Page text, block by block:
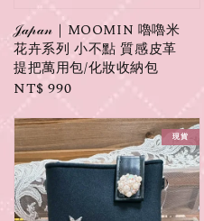
𝒥𝒶𝓅𝒶𝓃｜MOOMIN 嚕嚕米
花卉系列 小不點 質感皮革
提把萬用包/化妝收納包
Regular
NT$ 990
現貨